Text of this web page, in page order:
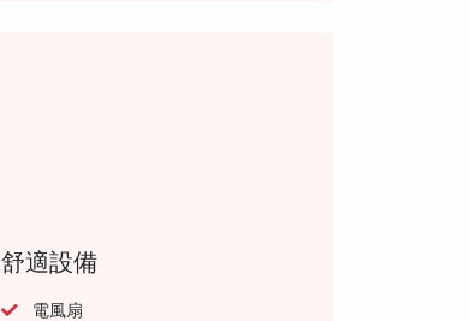
舒適設備
電風扇